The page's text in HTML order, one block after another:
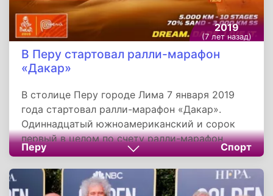
2019
(7 лет назад)
В Перу стартовал ралли-марафон
«Дакар»
В столице Перу городе Лима 7 января 2019
года стартовал ралли-марафон «Дакар».
Одиннадцатый южноамериканский и сорок
первый в целом по счету ралли-марафон
прошел по территории одной страны. В
основной части маршрут гонки проложен по
пустынным районам, и дюнные участки
Перу Спорт